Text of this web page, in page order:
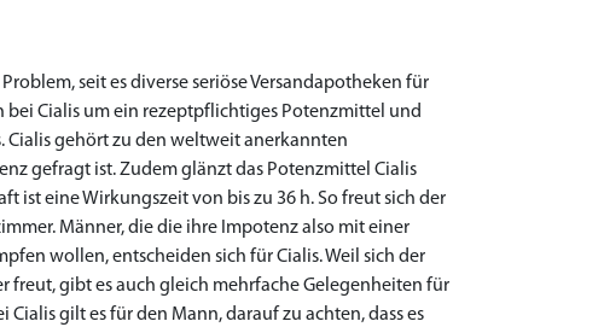
seit es diverse seriöse Versandapotheken für
bei Cialis um ein rezeptpflichtiges Potenzmittel und
Cialis gehört zu den weltweit anerkannten
gefragt ist. Zudem glänzt das Potenzmittel Cialis
ist eine Wirkungszeit von bis zu 36 h. So freut sich der
Männer, die die ihre Impotenz also mit einer
wollen, entscheiden sich für Cialis. Weil sich der
freut, gibt es auch gleich mehrfache Gelegenheiten für
gilt es für den Mann, darauf zu achten, dass es